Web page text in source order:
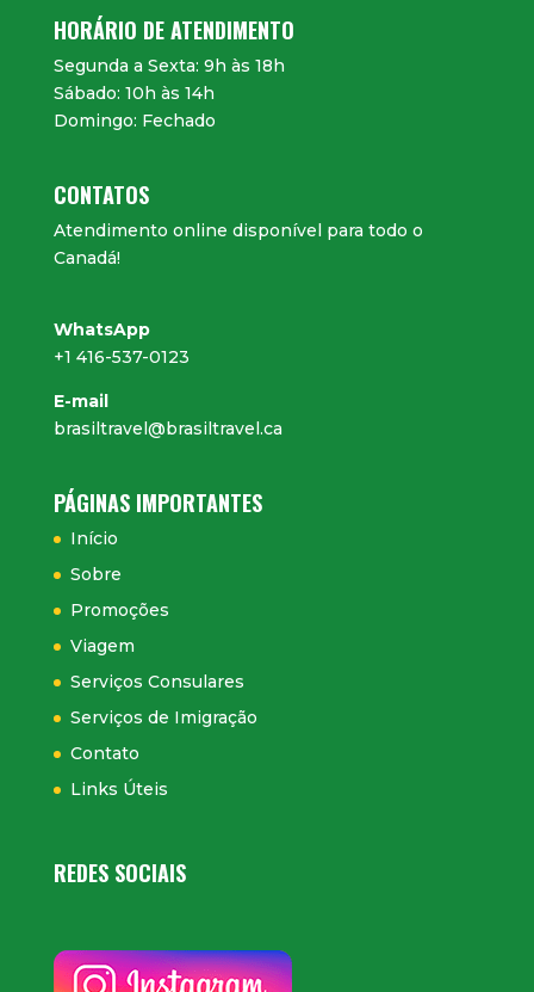
HORÁRIO DE ATENDIMENTO
Segunda a Sexta: 9h às 18h
Sábado: 10h às 14h
Domingo: Fechado
CONTATOS
Atendimento online disponível para todo o
Canadá!
WhatsApp
+1 416-537-0123
E-mail
brasiltravel@brasiltravel.ca
PÁGINAS IMPORTANTES
Início
Sobre
Promoções
Viagem
Serviços Consulares
Serviços de Imigração
Contato
Links Úteis
REDES SOCIAIS